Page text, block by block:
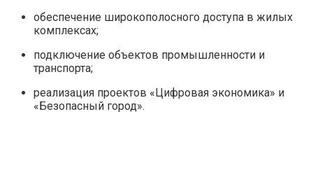
обеспечение широкополосного доступа в жилых
комплексах;
подключение объектов промышленности и
транспорта;
реализация проектов «Цифровая экономика» и
«Безопасный город».